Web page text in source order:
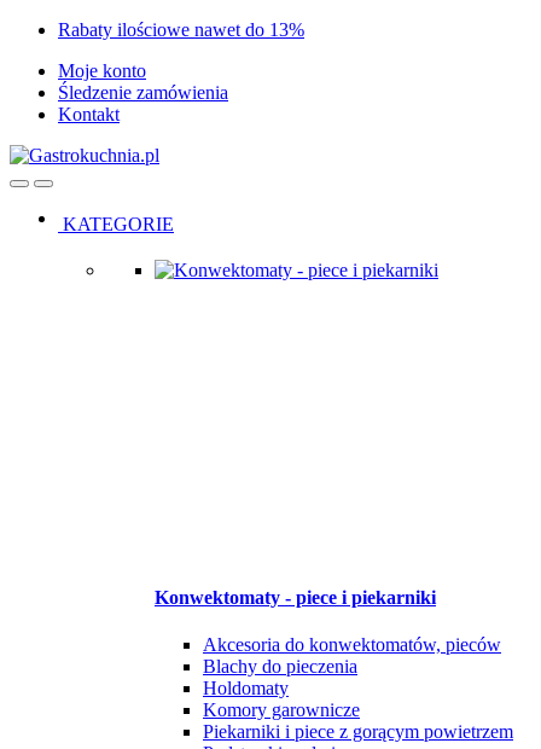
Skip
navigation
Skip
content
Rabaty ilościowe nawet do 13%
Moje konto
Śledzenie zamówienia
Kontakt
OpenClose
KATEGORIE
Konwektomaty - piece i piekarniki
Akcesoria do konwektomatów, pieców
Blachy do pieczenia
Holdomaty
Komory garownicze
Piekarniki i piece z gorącym powietrzem